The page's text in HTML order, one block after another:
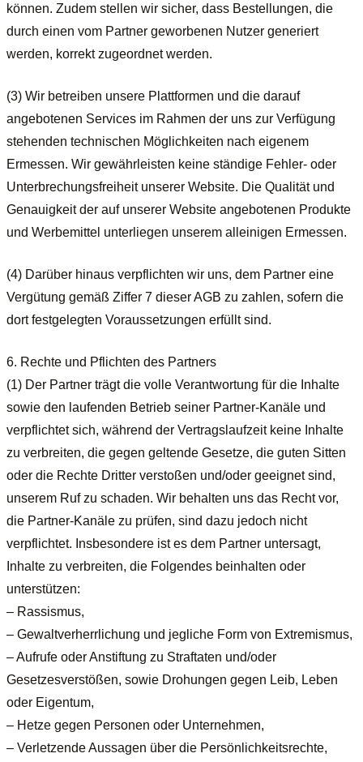
können. Zudem stellen wir sicher, dass Bestellungen, die
durch einen vom Partner geworbenen Nutzer generiert
werden, korrekt zugeordnet werden.
(3) Wir betreiben unsere Plattformen und die darauf
angebotenen Services im Rahmen der uns zur Verfügung
stehenden technischen Möglichkeiten nach eigenem
Ermessen. Wir gewährleisten keine ständige Fehler- oder
Unterbrechungsfreiheit unserer Website. Die Qualität und
Genauigkeit der auf unserer Website angebotenen Produkte
und Werbemittel unterliegen unserem alleinigen Ermessen.
(4) Darüber hinaus verpflichten wir uns, dem Partner eine
Vergütung gemäß Ziffer 7 dieser AGB zu zahlen, sofern die
dort festgelegten Voraussetzungen erfüllt sind.
6. Rechte und Pflichten des Partners
(1) Der Partner trägt die volle Verantwortung für die Inhalte
sowie den laufenden Betrieb seiner Partner-Kanäle und
verpflichtet sich, während der Vertragslaufzeit keine Inhalte
zu verbreiten, die gegen geltende Gesetze, die guten Sitten
oder die Rechte Dritter verstoßen und/oder geeignet sind,
unserem Ruf zu schaden. Wir behalten uns das Recht vor,
die Partner-Kanäle zu prüfen, sind dazu jedoch nicht
verpflichtet. Insbesondere ist es dem Partner untersagt,
Inhalte zu verbreiten, die Folgendes beinhalten oder
unterstützen:
– Rassismus,
– Gewaltverherrlichung und jegliche Form von Extremismus,
– Aufrufe oder Anstiftung zu Straftaten und/oder
Gesetzesverstößen, sowie Drohungen gegen Leib, Leben
oder Eigentum,
– Hetze gegen Personen oder Unternehmen,
– Verletzende Aussagen über die Persönlichkeitsrechte,